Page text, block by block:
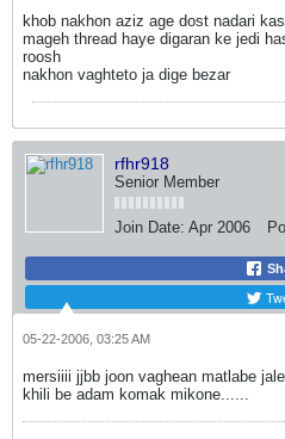
khob nakhon aziz age dost nadari
mageh thread haye digaran ke jedi
roosh
nakhon vaghteto ja dige bezar
rfhr918
Senior Member
Join Date: Apr 2006
05-22-2006, 03:25 AM
mersiiii jjbb joon vaghean matlabe
khili be adam komak mikone......